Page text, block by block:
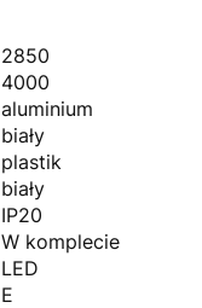
2850
4000
aluminium
biały
plastik
biały
IP20
W komplecie
LED
E